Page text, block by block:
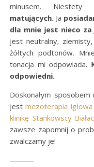
minusem. Niestety
matujących. Ja
dla mnie jest nieco za
jest neutralny,
żółtych podtonów.
tonacja mi odpowiada.
odpowiedni.
Doskonałym
jestmezoterapia
klinikę Stankowscy-
zawsze zapomnij o
zwalczamy je!